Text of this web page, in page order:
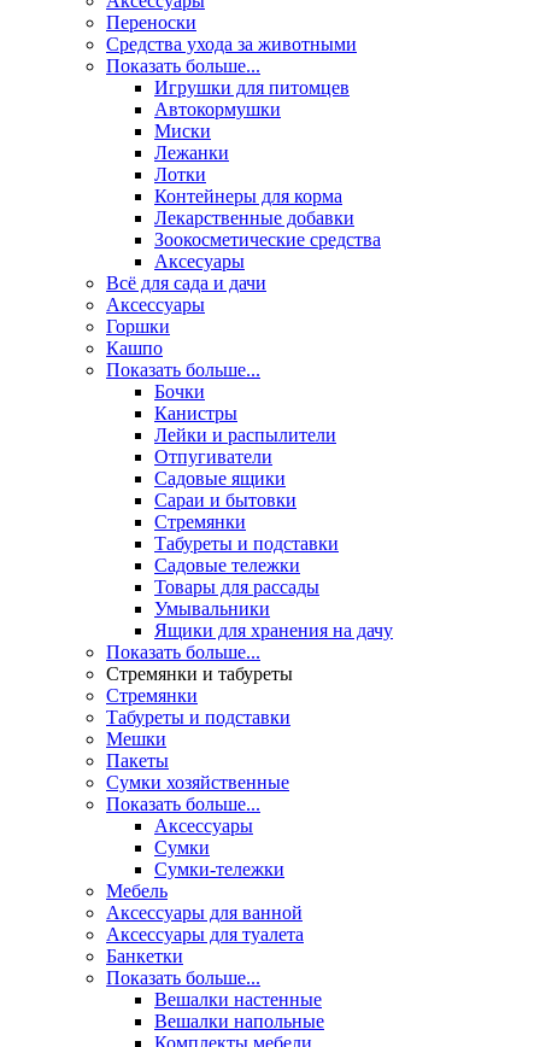
Переноски
Средства ухода за животными
Показать больше...
Игрушки для питомцев
Автокормушки
Миски
Лежанки
Лотки
Контейнеры для корма
Лекарственные добавки
Зоокосметические средства
Аксесуары
Всё для сада и дачи
Аксессуары
Горшки
Кашпо
Показать больше...
Бочки
Канистры
Лейки и распылители
Отпугиватели
Садовые ящики
Сараи и бытовки
Стремянки
Табуреты и подставки
Садовые тележки
Товары для рассады
Умывальники
Ящики для хранения на дачу
Показать больше...
Стремянки и табуреты
Стремянки
Табуреты и подставки
Мешки
Пакеты
Сумки хозяйственные
Показать больше...
Аксессуары
Сумки
Сумки-тележки
Мебель
Аксессуары для ванной
Аксессуары для туалета
Банкетки
Показать больше...
Вешалки настенные
Вешалки напольные
Комплекты мебели